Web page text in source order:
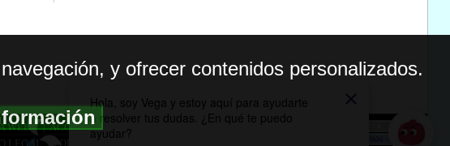
WEB|ACCESIBILIDAD
LEGAL| POLITICA DE PRIVACIDAD
y ofrecer contenidos personalizados.